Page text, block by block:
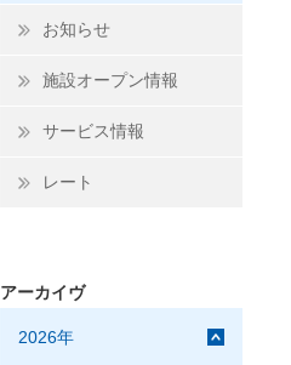
お知らせ
施設オープン情報
サービス情報
レート
アーカイヴ
2026年